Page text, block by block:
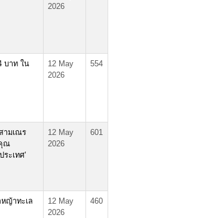
2026
บาท ใน
12 May
2026
554
ามเณร
ณ
ะเทศ’
12 May
2026
601
ญ้าทะเล
12 May
2026
460